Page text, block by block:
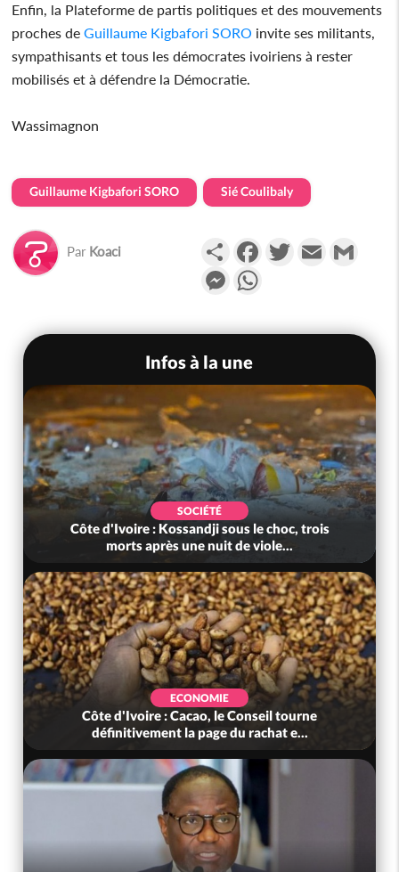
Enfin, la Plateforme de partis politiques et des mouvements
proches deGuillaume Kigbafori SORO invite ses militants,
sympathisants et tous les démocrates ivoiriens à rester
mobilisés et à défendre la Démocratie.
Wassimagnon
Guillaume Kigbafori SORO Sié Coulibaly
Par Koaci PartagerFacebookTwitterEmail
Messenger
Infos à la une
SOCIÉTÉ
Côte d'Ivoire : Kossandji sous le choc, trois
morts après une nuit de viole...
ECONOMIE
Côte d'Ivoire : Cacao, le Conseil tourne
définitivement la page du rachat e...